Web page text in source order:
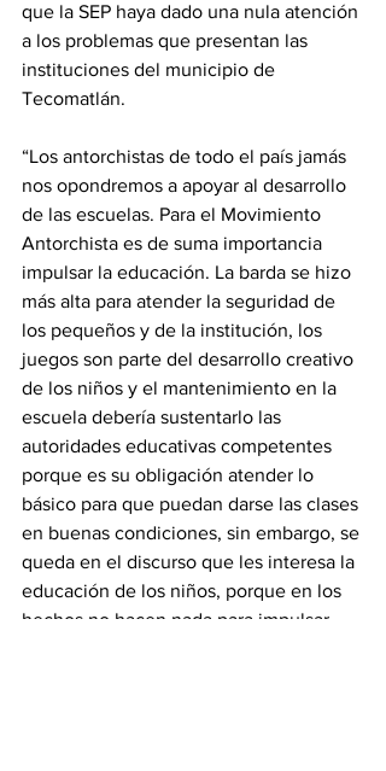
que la SEP haya dado una nula atención
a los problemas que presentan las
instituciones del municipio de
Tecomatlán.
“Los antorchistas de todo el país jamás
nos opondremos a apoyar al desarrollo
de las escuelas. Para el Movimiento
Antorchista es de suma importancia
impulsar la educación. La barda se hizo
más alta para atender la seguridad de
los pequeños y de la institución, los
juegos son parte del desarrollo creativo
de los niños y el mantenimiento en la
escuela debería sustentarlo las
autoridades educativas competentes
porque es su obligación atender lo
básico para que puedan darse las clases
en buenas condiciones, sin embargo, se
queda en el discurso que les interesa la
educación de los niños, porque en los
hechos no hacen nada para impulsar